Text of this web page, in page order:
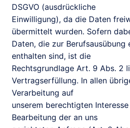
DSGVO (ausdrückliche
Einwilligung), da die Daten
übermittelt wurden. Sofern
Daten, die zur
enthalten sind, ist die
Rechtsgrundlage Art. 9 Abs. 2
Vertragserfüllung. In allen
Verarbeitung auf
unserem berechtigten
Bearbeitung der an uns